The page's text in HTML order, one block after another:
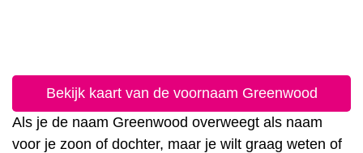
Bekijk kaart van de voornaam Greenwood
Als je de naam Greenwood overweegt als naam
voor je zoon of dochter, maar je wilt graag weten of